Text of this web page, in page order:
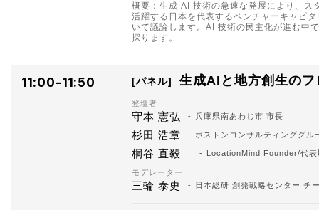
概要：生成 AI 技術の急速な発展により、ス
活躍する日本を代表するベンチャーキャピ
いて議論します。AI 技術の民主化が進む中
探ります。
11:00-11:50 パネル 生成AIと地方創生の
登壇者
守本 憲弘 兵庫県南あわじ市 市長
杉田 浩章 ボストンコンサルティンググ
桐谷 直毅 LocationMind Founder/代表
モデレーター
三輪 泰史 日本総研 創発戦略センター チ